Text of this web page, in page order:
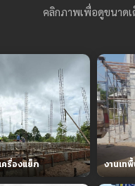
คลิกภาพเพื่อดูขนาดเ
ครื่องแย็ก งานเท